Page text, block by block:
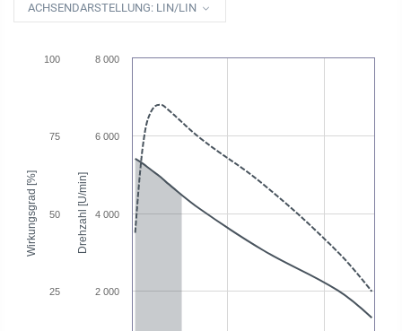
ACHSENDARSTELLUNG: LIN/LIN
Drehzahl [U/min]
Wirkungsgrad [%]
2 000
4 000
6 000
8 000
25
50
75
100